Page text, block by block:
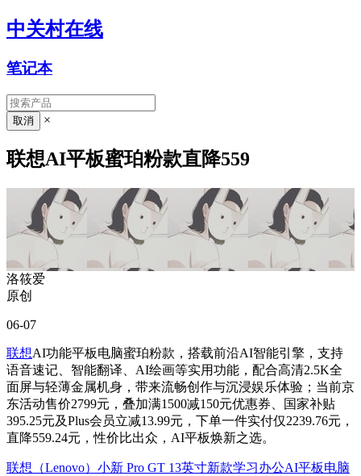
中关村在线
笔记本
×
联想AI平板蜜珀粉款直降559
洛筱爱
原创
06-07
联想AI功能平板电脑蜜珀粉款，搭载前沿AI智能引擎，支持
语音速记、智能翻译、AI绘画等实用功能，配合高清2.5K全
面屏与轻薄金属机身，带来流畅创作与沉浸娱乐体验；当前京
东活动售价2799元，叠加满1500减150元优惠券、国家补贴
395.25元及Plus会员立减13.99元，下单一件实付仅2239.76元，
直降559.24元，性价比出众，AI平板焕新之选。
联想（Lenovo）小新 Pro GT 13英寸新款学习办公AI平板电脑